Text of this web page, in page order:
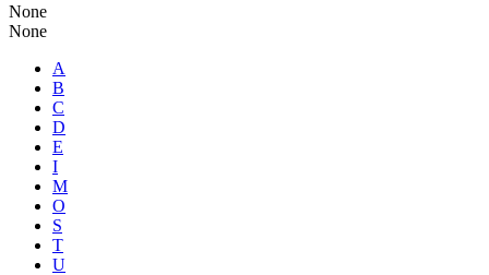
None
None
A
B
C
D
E
I
M
O
S
T
U